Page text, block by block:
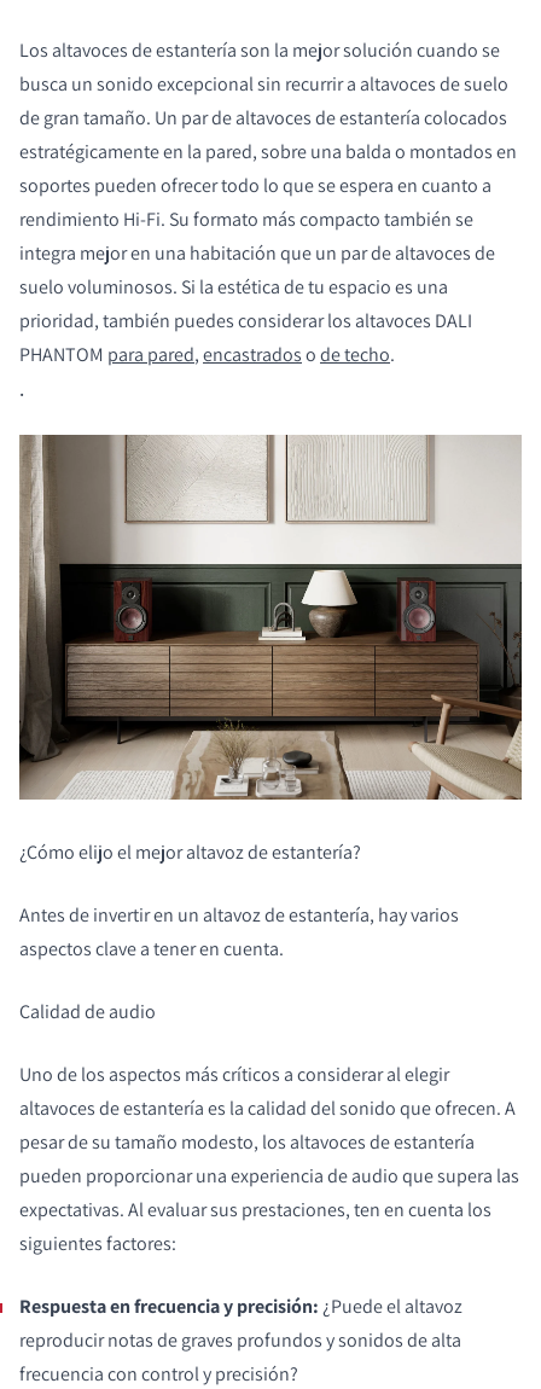
Los altavoces de estantería son la mejor solución cuando se
busca un sonido excepcional sin recurrir a altavoces de suelo
de gran tamaño. Un par de altavoces de estantería colocados
estratégicamente en la pared, sobre una balda o montados en
soportes pueden ofrecer todo lo que se espera en cuanto a
rendimiento Hi-Fi. Su formato más compacto también se
integra mejor en una habitación que un par de altavoces de
suelo voluminosos. Si la estética de tu espacio es una
prioridad, también puedes considerar los altavoces DALI
PHANTOM para pared,encastradosode techo.
.
¿Cómo elijo el mejor altavoz de estantería?
Antes de invertir en un altavoz de estantería, hay varios
aspectos clave a tener en cuenta.
Calidad de audio
Uno de los aspectos más críticos a considerar al elegir
altavoces de estantería es la calidad del sonido que ofrecen. A
pesar de su tamaño modesto, los altavoces de estantería
pueden proporcionar una experiencia de audio que supera las
expectativas. Al evaluar sus prestaciones, ten en cuenta los
siguientes factores:
Respuesta en frecuencia y precisión: ¿Puede el altavoz
reproducir notas de graves profundos y sonidos de alta
frecuencia con control y precisión?